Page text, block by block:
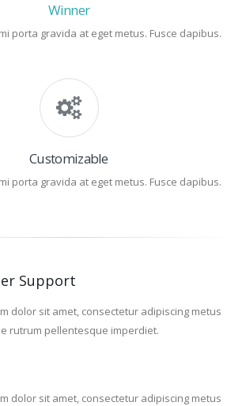
Winner
porta gravida at eget metus. Fusce dapibus.
Customizable
porta gravida at eget metus. Fusce dapibus.
Support
dolor sit amet, consectetur adipiscing metus
rutrum pellentesque imperdiet.
dolor sit amet, consectetur adipiscing metus